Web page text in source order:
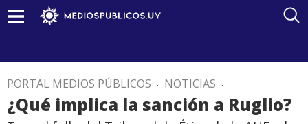
PORTAL MEDIOS PÚBLICOS . NOTICIAS .
¿Qué implica la sanción a Ruglio?